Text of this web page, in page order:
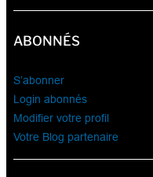
ABONNÉS
S’abonner
Login abonnés
Modifier votre profil
Votre Blog partenaire